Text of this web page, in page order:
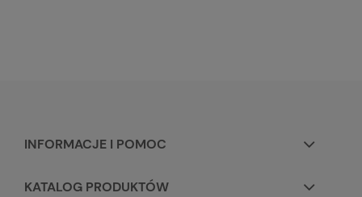
INFORMACJE I POMOC
KATALOG PRODUKTÓW